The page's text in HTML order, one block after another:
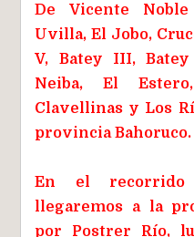
De Vicente
Uvilla, El Jobo,
V, Batey III,
Neiba, El
Clavellinas y Los
provincia Bahoruco.
En el recorrido
llegaremos a la
por Postrer Río,